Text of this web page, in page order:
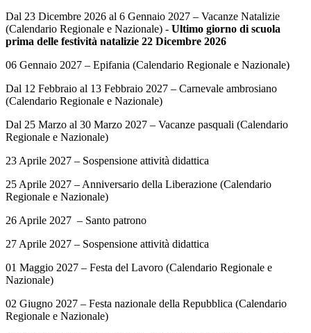
Dal 23 Dicembre 2026 al 6 Gennaio 2027 – Vacanze Natalizie
(Calendario Regionale e Nazionale) - Ultimo giorno di scuola
prima delle festività natalizie 22 Dicembre 2026
06 Gennaio 2027 – Epifania (Calendario Regionale e Nazionale)
Dal 12 Febbraio al 13 Febbraio 2027 – Carnevale ambrosiano
(Calendario Regionale e Nazionale)
Dal 25 Marzo al 30 Marzo 2027 – Vacanze pasquali (Calendario
Regionale e Nazionale)
23 Aprile 2027 – Sospensione attività didattica
25 Aprile 2027 – Anniversario della Liberazione (Calendario
Regionale e Nazionale)
26 Aprile 2027 – Santo patrono
27 Aprile 2027 – Sospensione attività didattica
01 Maggio 2027 – Festa del Lavoro (Calendario Regionale e
Nazionale)
02 Giugno 2027 – Festa nazionale della Repubblica (Calendario
Regionale e Nazionale)